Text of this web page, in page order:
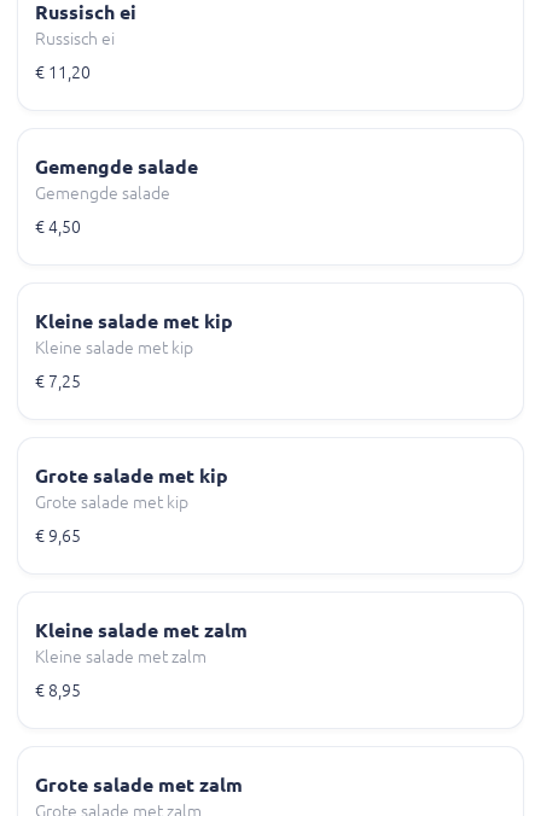
Russisch ei
Russisch ei
€ 11,20
Gemengde salade
Gemengde salade
€ 4,50
Kleine salade met kip
Kleine salade met kip
€ 7,25
Grote salade met kip
Grote salade met kip
€ 9,65
Kleine salade met zalm
Kleine salade met zalm
€ 8,95
Grote salade met zalm
Grote salade met zalm